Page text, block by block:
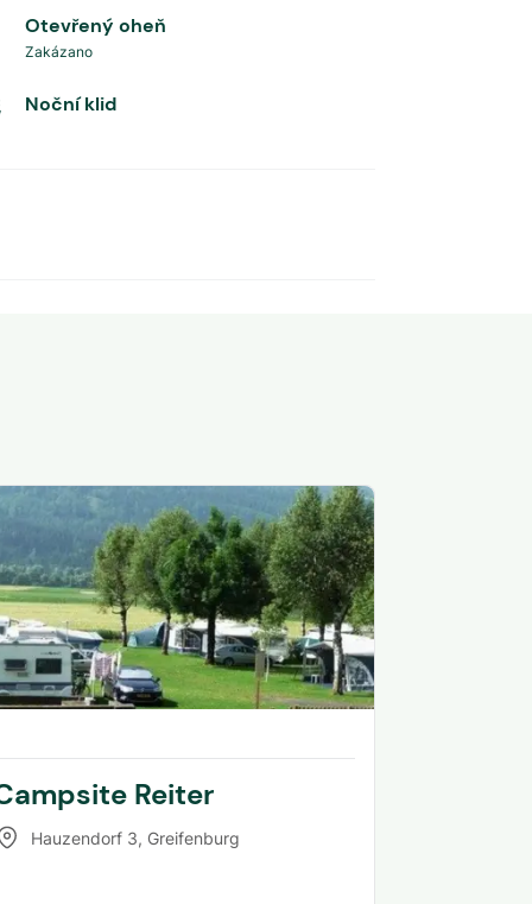
Otevřený oheň
Zakázano
Noční klid
Reiter
Hauzendorf 3, Greifenburg